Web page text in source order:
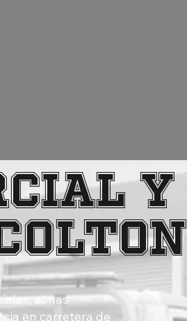
y
zonas
en carretera de